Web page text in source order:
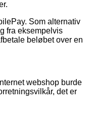
Som alternativ
fra eksempelvis
beløbet over en
webshop burde
det er